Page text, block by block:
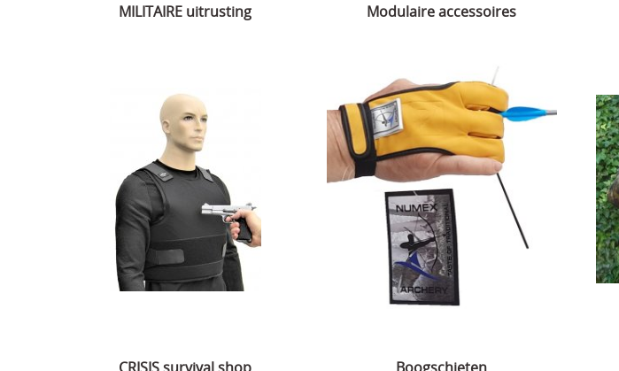
MILITAIRE uitrusting Modulaire accessoires